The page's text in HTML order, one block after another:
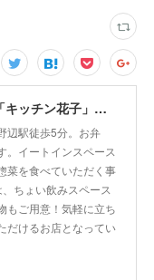
茨木市のお弁当やさん「キッチン花子」ちょい飲みスペース「サウス」
辺駅徒歩5分。お弁
。イートインスペース
菜を食べていただく事
ちょい飲みスペース
もご用意！気軽に立ち
だけるお店となってい